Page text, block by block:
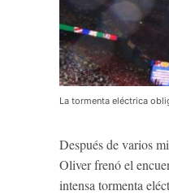
La tormenta eléctrica
Después de varios
Oliver frenó el
intensa tormenta